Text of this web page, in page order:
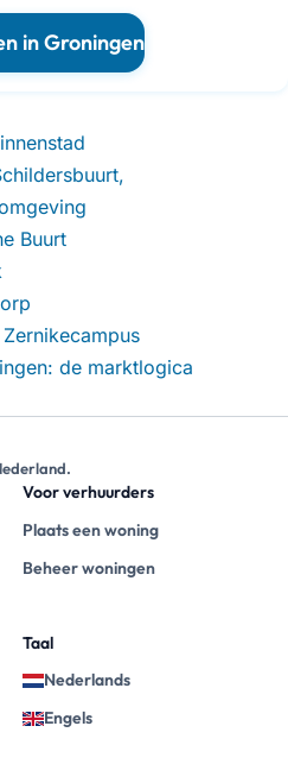
in Groningen
Buurt
de marktlogica
Voor verhuurders
Plaats een woning
Beheer woningen
Taal
Nederlands
Engels